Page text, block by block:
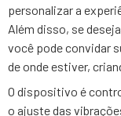
personalizar a
Além disso, se
você pode convidar
de onde estiver,
O dispositivo é
o ajuste das